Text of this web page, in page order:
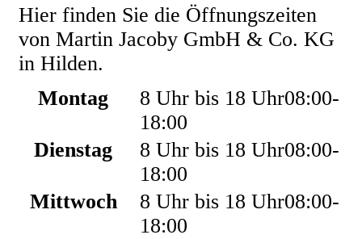
Hier finden Sie die Öffnungszeiten
von Martin Jacoby GmbH & Co. KG
in Hilden.
Montag
8 Uhr bis 18 Uhr08:00-
18:00
Dienstag
8 Uhr bis 18 Uhr08:00-
18:00
Mittwoch
8 Uhr bis 18 Uhr08:00-
18:00